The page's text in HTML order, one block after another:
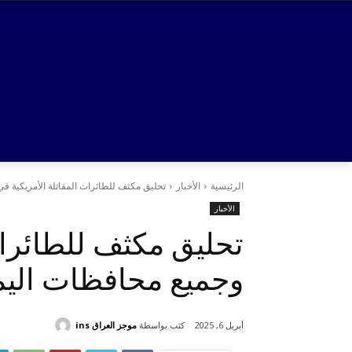
الرئيسية الأخبار تحليق مكثف للطائرات المقاتلة
الأخبار
تحليق مكثف
وجميع محافظات
أبريل 6, 2025 كتب بواسطة موجز العراق ins